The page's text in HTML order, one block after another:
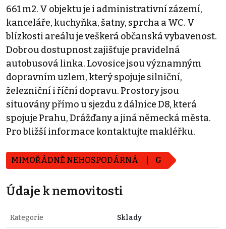
661 m2. V objektu je i administrativní zázemí,
kanceláře, kuchyňka, šatny, sprcha a WC. V
blízkosti areálu je veškerá občanská vybavenost.
Dobrou dostupnost zajišťuje pravidelná
autobusová linka. Lovosice jsou významným
dopravním uzlem, který spojuje silniční,
železniční i říční dopravu. Prostory jsou
situovány přímo u sjezdu z dálnice D8, která
spojuje Prahu, Drážďany a jiná německá města.
Pro bližší informace kontaktujte makléřku.
MIMOŘÁDNĚ NEHOSPODÁRNÁ G
Údaje k nemovitosti
Kategorie Sklady